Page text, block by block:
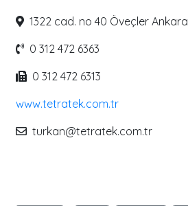
1322 cad. no 40 Öveçler Ankara
0 312 472 6363
0 312 472 6313
www.tetratek.com.tr
turkan@tetratek.com.tr